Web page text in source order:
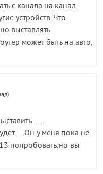
с канала на канал.
устройств. Что
выставлять
может быть на авто,
у меня пока не
попробовать.но вы